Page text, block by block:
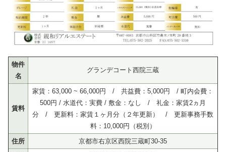
物件
名
グランデコート西院三蔵
賃料
家賃：63,000 ~ 66,000円 / 共益費：5,000円 / 町内会費：
500円 / 水道代：実費 / 敷金：なし / 礼金：家賃2ヵ月
分 / 更新料：家賃１ヶ月分（２年更新） / 更新事務手数
料：10,000円（税別）
住所
京都市右京区西院三蔵町30-35